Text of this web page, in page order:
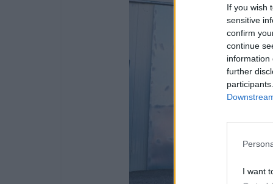
If you wish
sensitive
confirm
continue
information
further
I want